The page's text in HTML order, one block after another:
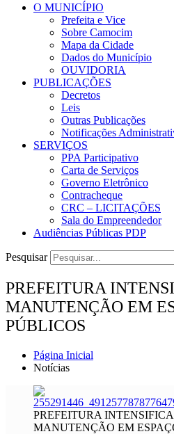
O MUNICÍPIO
Prefeita e Vice
Sobre Camocim
Mapa da Cidade
Dados do Município
OUVIDORIA
PUBLICAÇÕES
Decretos
Leis
Outras Publicações
Notificações
SERVIÇOS
PPA Participativo
Carta de Serviços
Governo Eletrônico
Contracheque
CRC – LICITAÇÕES
Sala do Empreendedor
Audiências Públicas PDP
Pesquisar
PREFEITURA
MANUTENÇÃO EM
PÚBLICOS
Página Inicial
Notícias
PREFEITURA
MANUTENÇÃO EM